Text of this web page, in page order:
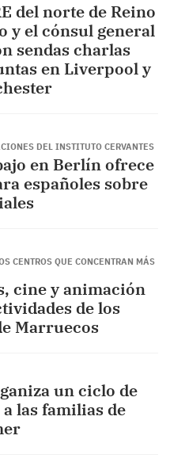
del norte de Reino
y el cónsul general
sendas charlas
en Liverpool y
DEL INSTITUTO CERVANTES
en Berlín ofrece
españoles sobre
CENTROS QUE CONCENTRAN MÁS
cine y animación
de los
Marruecos
un ciclo de
las familias de